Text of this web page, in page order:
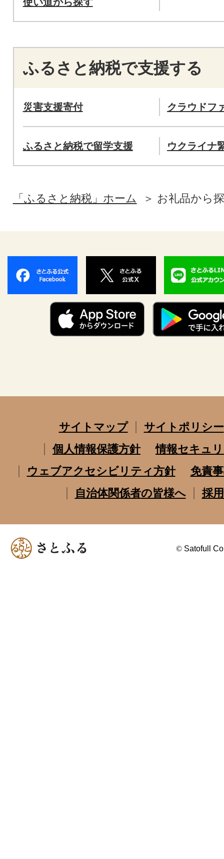
ふるさと納税で支援する
災害支援寄付 クラウドフ
ふるさと納税で留学支援 ウクライナ
「ふるさと納税」ホーム お礼品から
サイトマップ
サイトポリシー
個人情報保護方針
情報セキュ
ウェブアクセシビリティ方針
免責
自治体関係者の皆様へ
採
© Satofull